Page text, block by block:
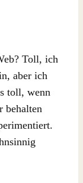
Toll, ich
aber ich
toll, wenn
behalten